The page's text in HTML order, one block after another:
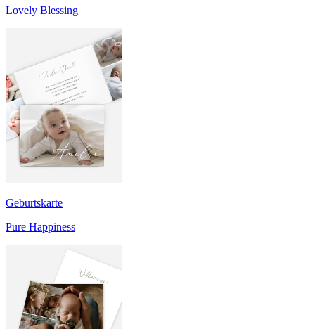
Lovely Blessing
Geburtskarte
Pure Happiness